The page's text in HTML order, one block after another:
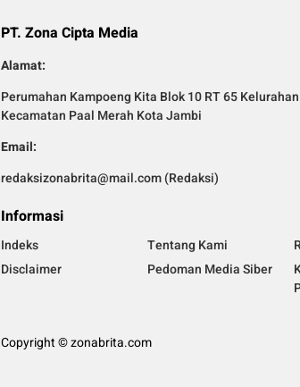
PT. Zona Cipta Media
Alamat:
Perumahan Kampoeng Kita Blok 10 RT 65
Kecamatan Paal Merah Kota Jambi
Email:
redaksizonabrita@mail.com (Redaksi)
Informasi
Indeks Tentang Kami
Disclaimer
Pedoman Media Siber
Copyright © zonabrita.com